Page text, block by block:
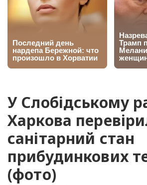
У Слобідському
Харкова
санітарний стан
прибудинкових
(фото)